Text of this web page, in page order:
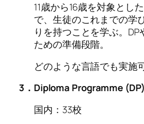
11歳から16歳を対象とし
で、生徒のこれまでの学
りを持つことを学ぶ。DP
ための準備段階。
どのような言語でも実施
3．Diploma Programme (DP)
国内：33校